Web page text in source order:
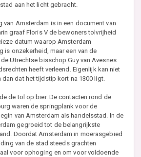
aan het licht gebracht.
van Amsterdam is in een document van
graaf Floris V de bewoners tolvrijheid
datum waarop Amsterdam
is onzekerheid, maar een van de
Utrechtse bisschop Guy van Avesnes
heeft verleend. Eigenlijk kan niet
dat het tijdstip kort na 1300 ligt.
de tol op bier. De contacten rond de
waren de springplank voor de
van Amsterdam als handelsstad. In de
gegroeid tot de belangrijkste
Doordat Amsterdam in moerasgebied
van de stad steeds grachten
voor ophoging en om voor voldoende